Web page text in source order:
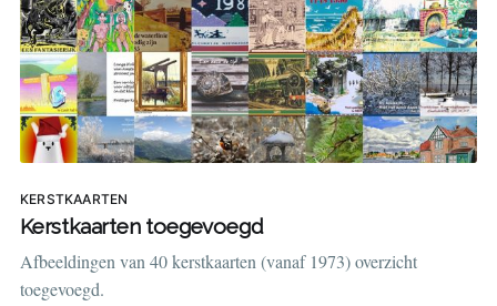
KERSTKAARTEN
Kerstkaarten toegevoegd
Afbeeldingen van 40 kerstkaarten (vanaf 1973) overzicht
toegevoegd.